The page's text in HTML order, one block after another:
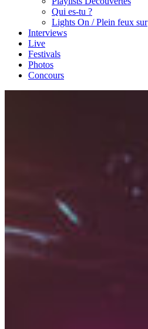
Qui es-tu ?
Lights On / Plein feux sur
Interviews
Live
Festivals
Photos
Concours